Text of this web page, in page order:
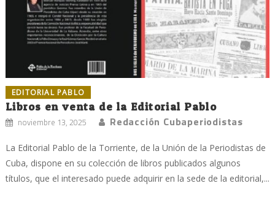
EDITORIAL PABLO
Libros en venta de la Editorial Pablo
noviembre 13, 2025 Redacción Cubaperiodistas
La Editorial Pablo de la Torriente, de la Unión de la Periodistas de
Cuba, dispone en su colección de libros publicados algunos
títulos, que el interesado puede adquirir en la sede de la editorial,...